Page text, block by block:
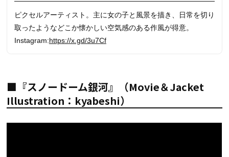
ピクセルアーティスト。主に女の子と風景を描き、日常を切り
取ったようなどこか懐かしい空気感のある作風が得意。
Instagram:https://x.gd/3u7Cf
■『スノードーム銀河』（Movie＆Jacket
Illustration：kyabeshi）